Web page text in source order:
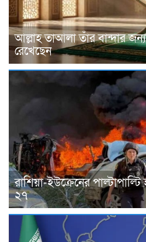
আল্লাহ তাআলা তাঁর বান্দার
রেখেছেন
রাশিয়া-ইউক্রেনের
২৭